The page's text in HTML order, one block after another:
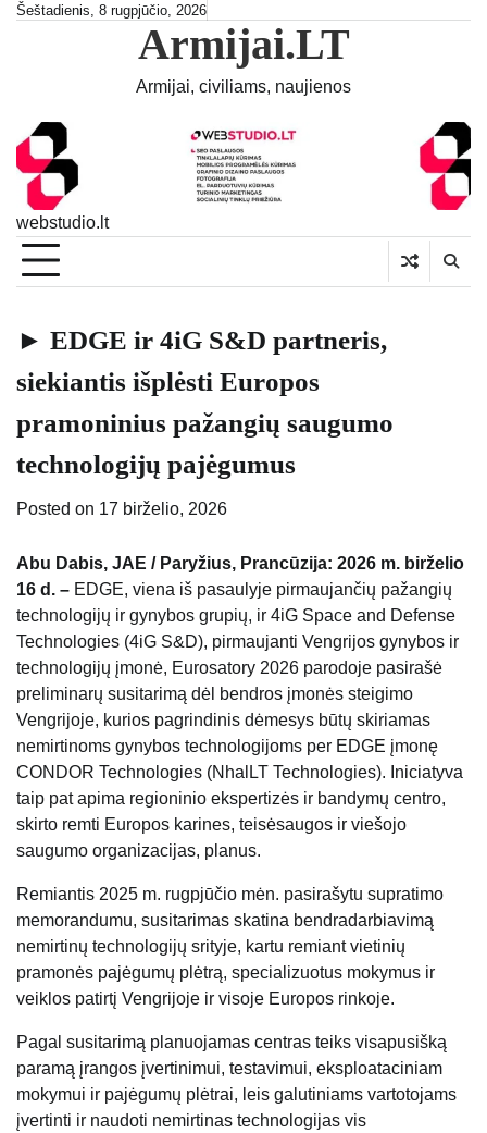
SkipŠeštadienis, 8 rugpjūčio, 2026
Armijai.LT
Armijai, civiliams, naujienos
webstudio.lt
► EDGE ir 4iG S&D partneris,
siekiantis išplėsti Europos
pramoninius pažangių saugumo
technologijų pajėgumus
Posted on 17 birželio, 2026
Abu Dabis, JAE / Paryžius, Prancūzija: 2026 m. birželio
16 d. – EDGE, viena iš pasaulyje pirmaujančių pažangių
technologijų ir gynybos grupių, ir 4iG Space and Defense
Technologies (4iG S&D), pirmaujanti Vengrijos gynybos ir
technologijų įmonė, Eurosatory 2026 parodoje pasirašė
preliminarų susitarimą dėl bendros įmonės steigimo
Vengrijoje, kurios pagrindinis dėmesys būtų skiriamas
nemirtinoms gynybos technologijoms per EDGE įmonę
CONDOR Technologies (NhalLT Technologies). Iniciatyva
taip pat apima regioninio ekspertizės ir bandymų centro,
skirto remti Europos karines, teisėsaugos ir viešojo
saugumo organizacijas, planus.
Remiantis 2025 m. rugpjūčio mėn. pasirašytu supratimo
memorandumu, susitarimas skatina bendradarbiavimą
nemirtinų technologijų srityje, kartu remiant vietinių
pramonės pajėgumų plėtrą, specializuotus mokymus ir
veiklos patirtį Vengrijoje ir visoje Europos rinkoje.
Pagal susitarimą planuojamas centras teiks visapusišką
paramą įrangos įvertinimui, testavimui, eksploataciniam
mokymui ir pajėgumų plėtrai, leis galutiniams vartotojams
įvertinti ir naudoti nemirtinas technologijas vis